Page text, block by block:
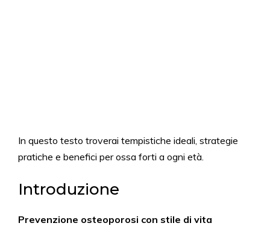
In questo testo troverai tempistiche ideali, strategie
pratiche e benefici per ossa forti a ogni età.
Introduzione
Prevenzione osteoporosi con stile di vita